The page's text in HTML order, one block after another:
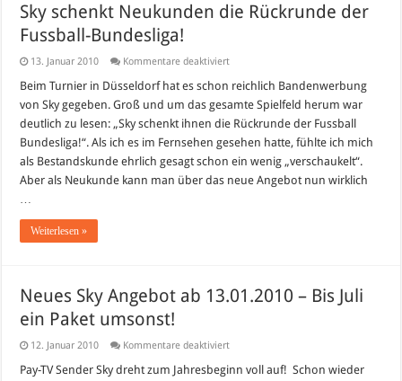
Sky schenkt Neukunden die Rückrunde der
Fussball-Bundesliga!
13. Januar 2010 Kommentare deaktiviertfür
schenkt
die
Rückrunde
der
Fussball-
Bundesliga!
Beim Turnier in Düsseldorf hat es schon reichlich Bandenwerbung
von Sky gegeben. Groß und um das gesamte Spielfeld herum war
deutlich zu lesen: „Sky schenkt ihnen die Rückrunde der Fussball
Bundesliga!“. Als ich es im Fernsehen gesehen hatte, fühlte ich mich
als Bestandskunde ehrlich gesagt schon ein wenig „verschaukelt“.
Aber als Neukunde kann man über das neue Angebot nun wirklich
…
Weiterlesen »
Neues Sky Angebot ab 13.01.2010 – Bis Juli
ein Paket umsonst!
12. Januar 2010 Kommentare deaktiviertfür
Sky
Pay-TV Sender Sky dreht zum Jahresbeginn voll auf! Schon wieder